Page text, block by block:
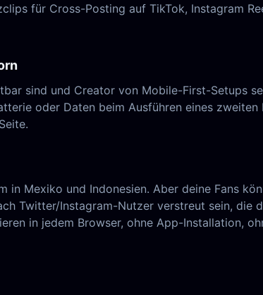
für Cross-Posting auf TikTok, Instagram
sind und Creator von Mobile-First-Setups
oder Daten beim Ausführen eines
in Mexiko und Indonesien. Aber deine Fans
Twitter/Instagram-Nutzer verstreut sein,
in jedem Browser, ohne App-Installation,